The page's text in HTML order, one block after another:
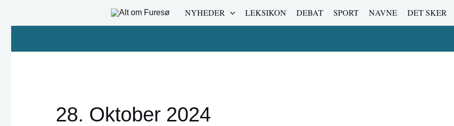
NYHEDER LEKSIKON DEBAT SPORT NAVNE DET SKER
28. Oktober 2024